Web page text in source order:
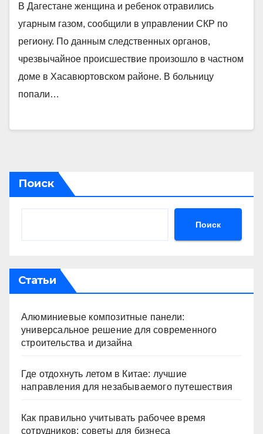
В Дагестане женщина и ребенок отравились
угарным газом, сообщили в управлении СКР по
региону. По данным следственных органов,
чрезвычайное происшествие произошло в частном
доме в Хасавюртовском районе. В больницу
попали…
Поиск
Поиск
Статьи
Алюминиевые композитные панели:
универсальное решение для современного
строительства и дизайна
Где отдохнуть летом в Китае: лучшие
направления для незабываемого путешествия
Как правильно учитывать рабочее время
сотрудников: советы для бизнеса